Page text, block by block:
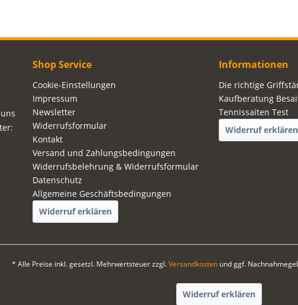
Shop Service
Cookie-Einstellungen
Impressum
Newsletter
Widerrufsformular
Kontakt
Versand und Zahlungsbedingungen
Widerrufsbelehrung & Widerrufsformular
Datenschutz
Allgemeine Geschäftsbedingungen
Widerruf erklären
Informationen
Die richtige
Kaufberatung
Tennissaiten Test
Widerruf erklären
* Alle Preise inkl. gesetzl. Mehrwertsteuer zzgl.Versandkostenund ggf.
Widerruf erklären